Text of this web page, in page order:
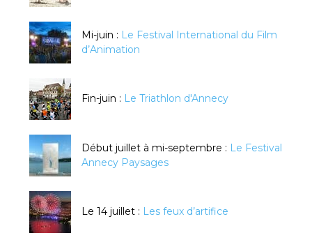
Mi-juin : Le Festival International du Film
d’Animation
Fin-juin : Le Triathlon d'Annecy
Début juillet à mi-septembre : Le Festival
Annecy Paysages
Le 14 juillet : Les feux d’artifice